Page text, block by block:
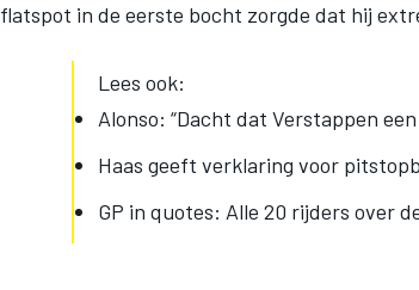
flatspot in de eerste bocht zorgde dat hij
Lees ook:
Alonso: “Dacht dat Verstappen
Haas geeft verklaring voor
GP in quotes: Alle 20 rijders over